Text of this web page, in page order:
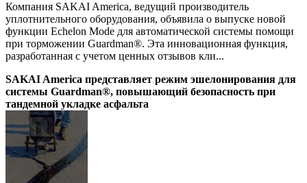
Компания SAKAI America, ведущий производитель
уплотнительного оборудования, объявила о выпуске новой
функции Echelon Mode для автоматической системы помощи
при торможении Guardman®. Эта инновационная функция,
разработанная с учетом ценных отзывов кли...
SAKAI America представляет режим эшелонирования для
системы Guardman®, повышающий безопасность при
тандемной укладке асфальта